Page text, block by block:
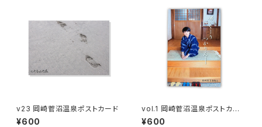
v23 岡崎菅沼温泉ポストカード
¥600
vol.1 岡崎菅沼温泉ポストカー
ド
¥600